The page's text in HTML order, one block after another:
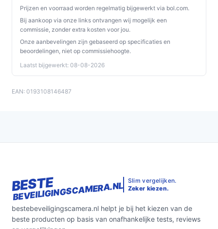
Prijzen en voorraad worden regelmatig bijgewerkt via bol.com.
Bij aankoop via onze links ontvangen wij mogelijk een
commissie, zonder extra kosten voor jou.
Onze aanbevelingen zijn gebaseerd op specificaties en
beoordelingen, niet op commissiehoogte.
Laatst bijgewerkt: 08-08-2026
EAN: 0193108146487
BESTE
BEVEILIGINGSCAMERA.NL Slim vergelijken.
Zeker kiezen.
bestebeveiligingscamera.nl helpt je bij het kiezen van de
beste producten op basis van onafhankelijke tests, reviews